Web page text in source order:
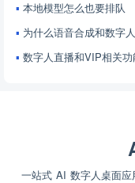
本地模型怎么也要排队
为什么语音合成和数字
数字人直播和VIP相关功
一站式 AI 数字人桌面应